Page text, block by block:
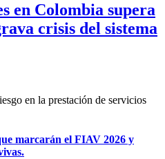
en Colombia supera
crisis del sistema
en la prestación de servicios
marcarán el FIAV 2026 y